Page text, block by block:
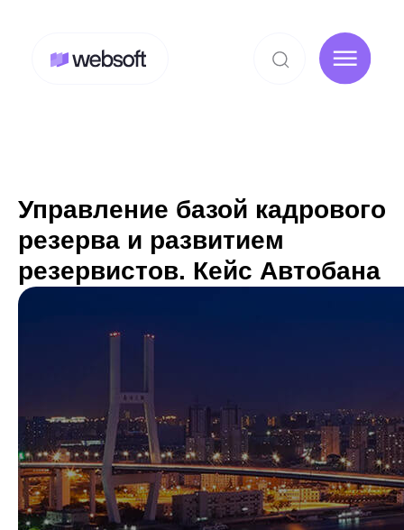
Управление базой кадрового
резерва и развитием
резервистов. Кейс Автобана